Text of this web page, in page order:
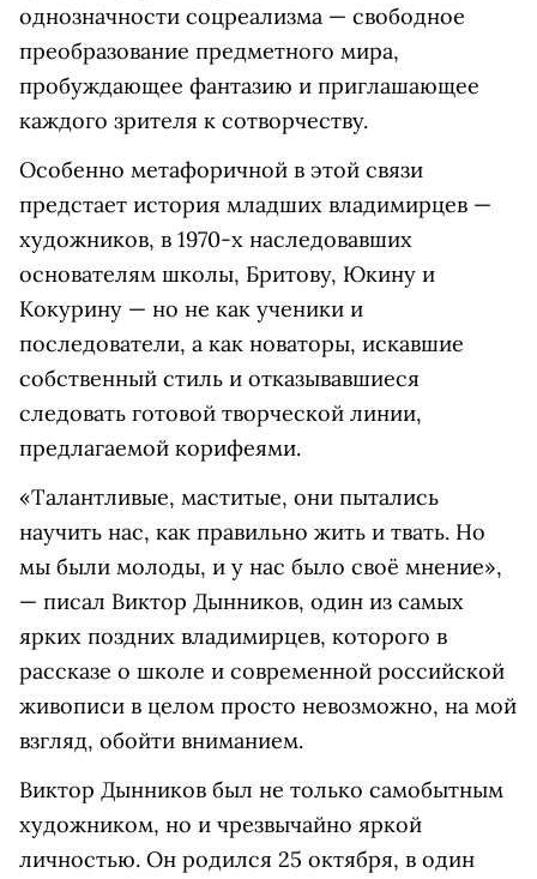
однозначности соцреализма — свободное
преобразование предметного мира,
пробуждающее фантазию и приглашающее
каждого зрителя к сотворчеству.
Особенно метафоричной в этой связи
предстает история младших владимирцев —
художников, в 1970-х наследовавших
основателям школы, Бритову, Юкину и
Кокурину — но не как ученики и
последователи, а как новаторы, искавшие
собственный стиль и отказывавшиеся
следовать готовой творческой линии,
предлагаемой корифеями.
«Талантливые, маститые, они пытались
научить нас, как правильно жить и твать. Но
мы были молоды, и у нас было своё мнение»,
— писал Виктор Дынников, один из самых
ярких поздних владимирцев, которого в
рассказе о школе и современной российской
живописи в целом просто невозможно, на мой
взгляд, обойти вниманием.
Виктор Дынников был не только самобытным
художником, но и чрезвычайно яркой
личностью. Он родился 25 октября, в один